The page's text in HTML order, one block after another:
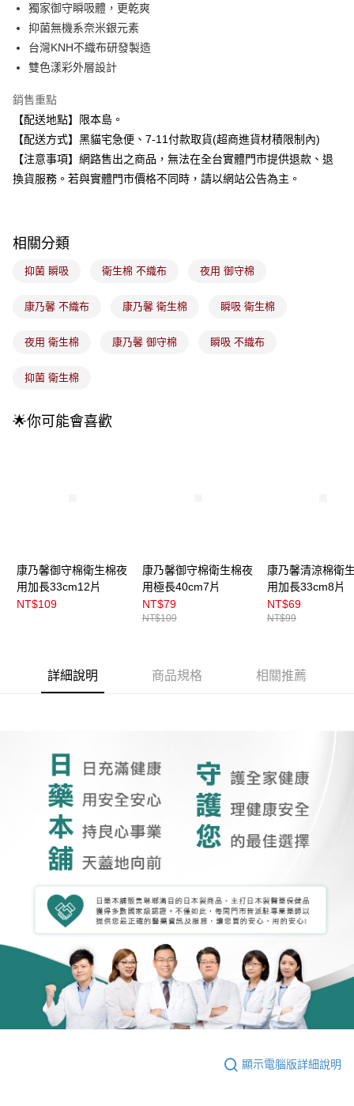
國泰世華商業銀行
臺灣中小企業銀行
匯豐（台灣）商業銀行
聯邦商業銀行
元大商業銀行
台新國際商業銀行
台灣樂天信用卡公司
Apple Pay
街口支付
Google Pay
全盈+PAY
大哥付你分期
相關說明
流程，驗證手機門號後，選擇欲分期的期數、繳款截止日，確認付款後即完
3.實際核准額度、可分期數及費用金額請依後續交易確認頁面所載為準。
消。如遇「轉專審核」未通過狀況，表示未達大哥付你分期系統評分，恕無
1.分期款項不併入電信帳單，「大哥付你分期」於每月結算日後寄送繳費提
2.透過簡訊連結打開帳單後，可選擇「超商條碼／台灣大直營門市／銀行轉
【注意事項】
1.本服務係由「台灣大哥大股份有限公司」（以下簡稱本公司）所提供，讓
運送方式
全家取貨付款
每筆NT$100，滿NT$899(含以上)免運費
7-11取貨付款
付款後7-11取貨
獨家御守瞬吸體，更乾爽
抑菌無機系奈米銀元素
台灣KNH不織布研發製造
雙色漾彩外層設計
銷售重點
【配送地點】限本島。
【配送方式】黑貓宅急便、7-11付款取貨(超商進貨材積限制內)
【注意事項】網路售出之商品，無法在全台實體門市提供退款、退
換貨服務。若與實體門市價格不同時，請以網站公告為主。
相關分類
抑菌 瞬吸 衛生棉 不織布 夜用 御守棉
康乃馨 不織布 康乃馨 衛生棉 瞬吸 衛生棉
夜用 衛生棉 康乃馨 御守棉 瞬吸 不織布
抑菌 衛生棉
🌟你可能會喜歡
康乃馨御守棉衛生棉夜
用加長33cm12片
NT$109
康乃馨御守棉衛生棉夜
用極長40cm7片
NT$79
NT$109
康乃馨清涼棉衛
用加長33cm8片
NT$69
NT$99
詳細說明 商品規格 相關推薦
顯示電腦版詳細說明